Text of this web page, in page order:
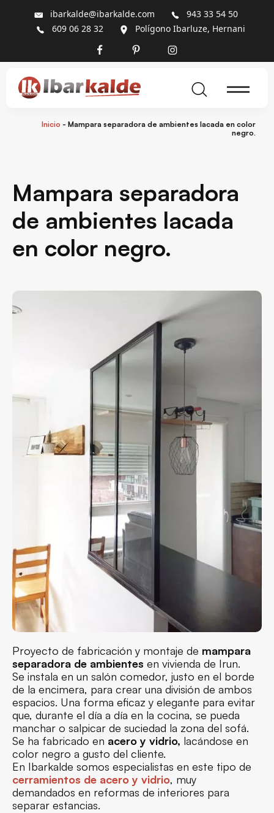
ibarkalde@ibarkalde.com
943 33 54 50
609 06 28 32
Polígono Ibarluze, Hernani
Inicio - Mampara separadora de ambientes lacada en color
negro.
Mampara separadora
de ambientes lacada
en color negro.
Proyecto de fabricación y montaje de mampara
separadora de ambientes en vivienda de Irun.
Se instala en un salón comedor, justo en el borde
de la encimera, para crear una división de ambos
espacios. Una forma eficaz y elegante para evitar
que, durante el día a día en la cocina, se pueda
manchar o salpicar de suciedad la zona del sofá.
Se ha fabricado en acero y vidrio, lacándose en
color negro a gusto del cliente.
En Ibarkalde somos especialistas en este tipo de
cerramientos de acero y vidrio, muy
demandados en reformas de interiores para
separar estancias.